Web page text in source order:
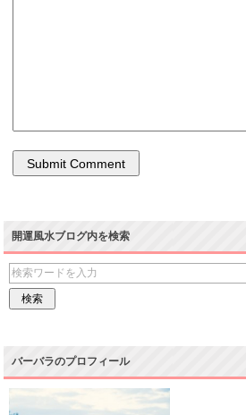
開運風水ブログ内を検索
バーバラのプロフィール